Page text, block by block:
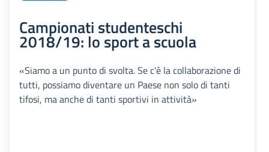
Campionati studenteschi
2018/19: lo sport a scuola
«Siamo a un punto di svolta. Se c'è la collaborazione di
tutti, possiamo diventare un Paese non solo di tanti
tifosi, ma anche di tanti sportivi in attività»